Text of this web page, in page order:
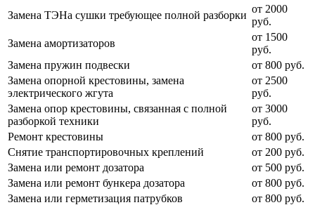
Замена ТЭНа сушки требующее полной разборки
от 2000
руб.
Замена амортизаторов
от 1500
руб.
Замена пружин подвески
от 800 руб.
Замена опорной крестовины, замена
электрического жгута
от 2500
руб.
Замена опор крестовины, связанная с полной
разборкой техники
от 3000
руб.
Ремонт крестовины
от 800 руб.
Снятие транспортировочных креплений
от 200 руб.
Замена или ремонт дозатора
от 500 руб.
Замена или ремонт бункера дозатора
от 800 руб.
Замена или герметизация патрубков
от 800 руб.